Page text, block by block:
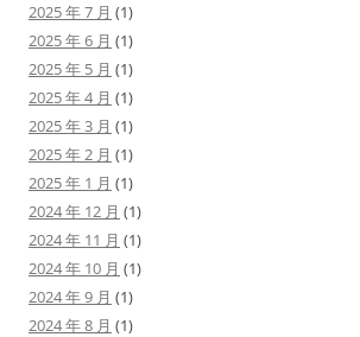
2025 年 7 月 (1)
2025 年 6 月 (1)
2025 年 5 月 (1)
2025 年 4 月 (1)
2025 年 3 月 (1)
2025 年 2 月 (1)
2025 年 1 月 (1)
2024 年 12 月 (1)
2024 年 11 月 (1)
2024 年 10 月 (1)
2024 年 9 月 (1)
2024 年 8 月 (1)